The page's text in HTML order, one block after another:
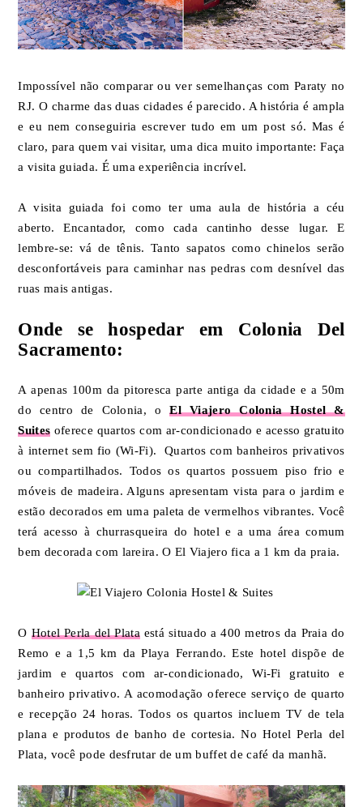
Impossível não comparar ou ver semelhanças com Paraty no
RJ. O charme das duas cidades é parecido. A história é ampla
e eu nem conseguiria escrever tudo em um post só. Mas é
claro, para quem vai visitar, uma dica muito importante: Faça
a visita guiada. É uma experiência incrível.
A visita guiada foi como ter uma aula de história a céu
aberto. Encantador, como cada cantinho desse lugar. E
lembre-se: vá de tênis. Tanto sapatos como chinelos serão
desconfortáveis para caminhar nas pedras com desnível das
ruas mais antigas.
Onde se hospedar em Colonia Del
Sacramento:
A apenas 100m da pitoresca parte antiga da cidade e a 50m
do centro de Colonia, oEl Viajero Colonia Hostel &
Suites oferece quartos com ar-condicionado e acesso gratuito
à internet sem fio (Wi-Fi). Quartos com banheiros privativos
ou compartilhados. Todos os quartos possuem piso frio e
móveis de madeira. Alguns apresentam vista para o jardim e
estão decorados em uma paleta de vermelhos vibrantes. Você
terá acesso à churrasqueira do hotel e a uma área comum
bem decorada com lareira. O El Viajero fica a 1 km da praia.
O Hotel Perla del Plataestá situado a 400 metros da Praia do
Remo e a 1,5 km da Playa Ferrando. Este hotel dispõe de
jardim e quartos com ar-condicionado, Wi-Fi gratuito e
banheiro privativo. A acomodação oferece serviço de quarto
e recepção 24 horas. Todos os quartos incluem TV de tela
plana e produtos de banho de cortesia. No Hotel Perla del
Plata, você pode desfrutar de um buffet de café da manhã.